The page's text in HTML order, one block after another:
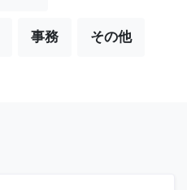
事務 その他